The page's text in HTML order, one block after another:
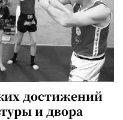
достижений
и двора